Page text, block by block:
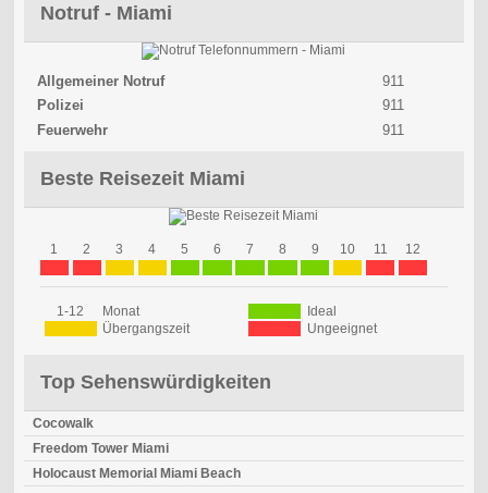
Notruf - Miami
Allgemeiner Notruf
911
Polizei
911
Feuerwehr
911
Beste Reisezeit Miami
1 2 3 4 5 6 7 8 9 10 11 12
1-12 Monat
Ideal
Übergangszeit
Ungeeignet
Top Sehenswürdigkeiten
Cocowalk
Freedom Tower Miami
Holocaust Memorial Miami Beach